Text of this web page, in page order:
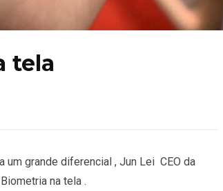
tela
grande diferencial , Jun Lei CEO da
na tela .